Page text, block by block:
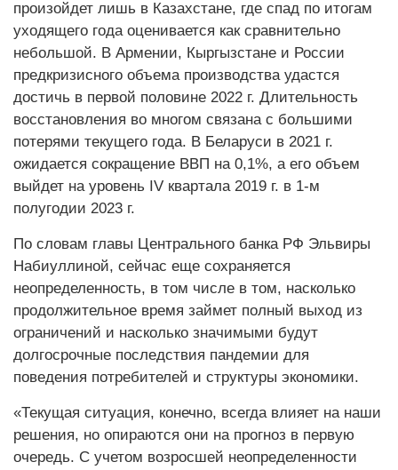
произойдет лишь в Казахстане, где спад по итогам
уходящего года оценивается как сравнительно
небольшой. В Армении, Кыргызстане и России
предкризисного объема производства удастся
достичь в первой половине 2022 г. Длительность
восстановления во многом связана с большими
потерями текущего года. В Беларуси в 2021 г.
ожидается сокращение ВВП на 0,1%, а его объем
выйдет на уровень IV квартала 2019 г. в 1-м
полугодии 2023 г.
По словам главы Центрального банка РФ Эльвиры
Набиуллиной, сейчас еще сохраняется
неопределенность, в том числе в том, насколько
продолжительное время займет полный выход из
ограничений и насколько значимыми будут
долгосрочные последствия пандемии для
поведения потребителей и структуры экономики.
«Текущая ситуация, конечно, всегда влияет на наши
решения, но опираются они на прогноз в первую
очередь. С учетом возросшей неопределенности